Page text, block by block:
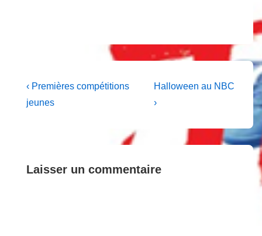
Navigation
de
Previous
Post
‹ Premières compétitions
jeunes
Next
Post
Halloween au NBC
›
Laisser un commentaire